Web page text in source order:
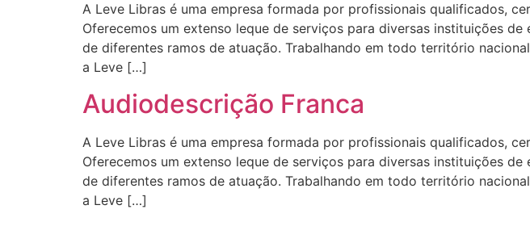
A Leve Libras é uma empresa formada por profissionais qualificados,
Oferecemos um extenso leque de serviços para diversas instituições
de diferentes ramos de atuação. Trabalhando em todo território
a Leve […]
Audiodescrição Franca
A Leve Libras é uma empresa formada por profissionais qualificados,
Oferecemos um extenso leque de serviços para diversas instituições
de diferentes ramos de atuação. Trabalhando em todo território
a Leve […]